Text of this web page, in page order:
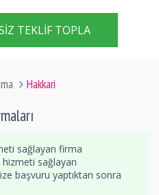
TEKLIF TOPLA
Hakkari
sağlayan firma
hizmeti sağlayan
başvuru yaptıktan sonra